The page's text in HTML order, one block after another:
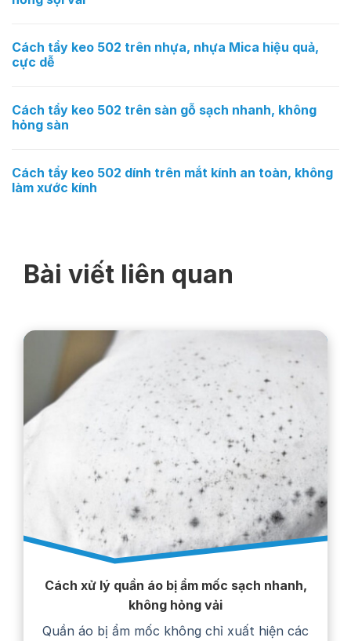
Cách tẩy keo 502 trên nhựa, nhựa Mica hiệu quả,
cực dễ
Cách tẩy keo 502 trên sàn gỗ sạch nhanh, không
hỏng sàn
Cách tẩy keo 502 dính trên mắt kính an toàn, không
làm xước kính
Bài viết liên quan
Cách xử lý quần áo bị ẩm mốc sạch nhanh,
không hỏng vải
Quần áo bị ẩm mốc không chỉ xuất hiện các